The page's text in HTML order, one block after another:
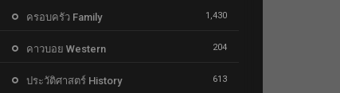
ครอบครัว Family 1,430
คาวบอย Western 204
ประวัติศาสตร์ History 613